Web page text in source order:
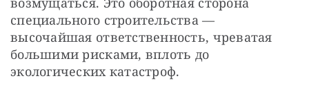
специального строительства —
высочайшая ответственность, чреватая
большими рисками, вплоть до
экологических катастроф.